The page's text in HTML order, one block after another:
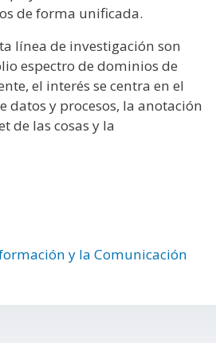
de forma unificada.
línea de investigación son
espectro de dominios de
el interés se centra en el
datos y procesos, la anotación
de las cosas y la
y la Comunicación